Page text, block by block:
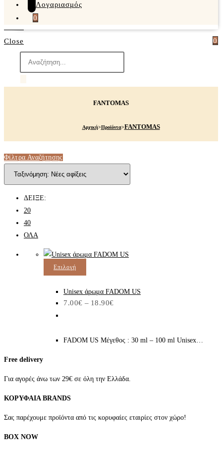
Λογαριασμός
0
0
Close
search
FANTOMAS
Αρχική>Προϊόντα>FANTOMAS
Φίλτρα Αναζήτησης
ΔΕΙΞΕ:
20
40
ΟΛΑ
Επιλογή
προϊόν
έχει
Οι
να
σελίδα
Unisex άρωμα FADOM US
7.00€ – 18.90€
range:
FADOM US Μέγεθος : 30 ml – 100 ml Unisex…
Free delivery
Για αγορές άνω των 29€ σε όλη την Ελλάδα.
ΚΟΡΥΦΑΙΑ BRANDS
Σας παρέχουμε προϊόντα από τις κορυφαίες εταιρίες στον χώρο!
BOX NOW